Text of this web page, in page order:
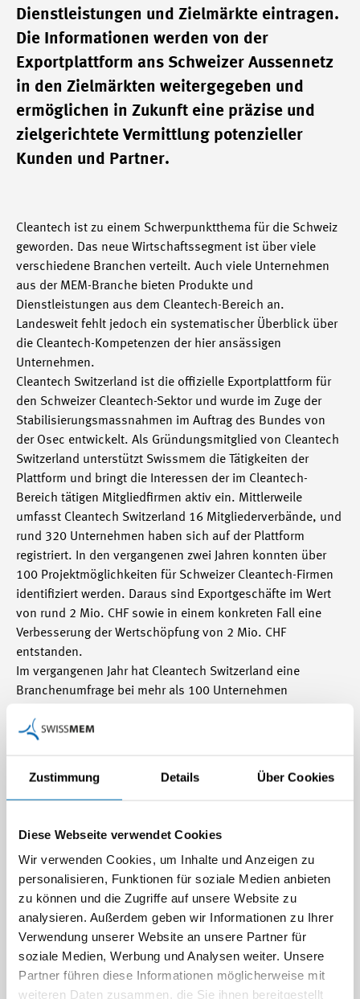
Zustimmung Details Über Cookies
Diese Webseite verwendet Cookies
Wir verwenden Cookies, um Inhalte und Anzeigen zu
personalisieren, Funktionen für soziale Medien anbieten
zu können und die Zugriffe auf unsere Website zu
analysieren. Außerdem geben wir Informationen zu Ihrer
Verwendung unserer Website an unsere Partner für
soziale Medien, Werbung und Analysen weiter. Unsere
Partner führen diese Informationen möglicherweise mit
weiteren Daten zusammen, die Sie ihnen bereitgestellt
Dienstleistungen und Zielmärkte eintragen.
Die Informationen werden von der
Exportplattform ans Schweizer Aussennetz
in den Zielmärkten weitergegeben und
ermöglichen in Zukunft eine präzise und
zielgerichtete Vermittlung potenzieller
Kunden und Partner.
Cleantech ist zu einem Schwerpunktthema für die Schweiz
geworden. Das neue Wirtschaftssegment ist über viele
verschiedene Branchen verteilt. Auch viele Unternehmen
aus der MEM-Branche bieten Produkte und
Dienstleistungen aus dem Cleantech-Bereich an.
Landesweit fehlt jedoch ein systematischer Überblick über
die Cleantech-Kompetenzen der hier ansässigen
Unternehmen.
Cleantech Switzerland ist die offizielle Exportplattform für
den Schweizer Cleantech-Sektor und wurde im Zuge der
Stabilisierungsmassnahmen im Auftrag des Bundes von
der Osec entwickelt. Als Gründungsmitglied von Cleantech
Switzerland unterstützt Swissmem die Tätigkeiten der
Plattform und bringt die Interessen der im Cleantech-
Bereich tätigen Mitgliedfirmen aktiv ein. Mittlerweile
umfasst Cleantech Switzerland 16 Mitgliederverbände, und
rund 320 Unternehmen haben sich auf der Plattform
registriert. In den vergangenen zwei Jahren konnten über
100 Projektmöglichkeiten für Schweizer Cleantech-Firmen
identifiziert werden. Daraus sind Exportgeschäfte im Wert
von rund 2 Mio. CHF sowie in einem konkreten Fall eine
Verbesserung der Wertschöpfung von 2 Mio. CHF
entstanden.
Im vergangenen Jahr hat Cleantech Switzerland eine
Branchenumfrage bei mehr als 100 Unternehmen
Schweizer Cleantech-Unternehmen eine zielgerichtete
Um eine noch gezieltere Unterstützung in den weltweiten
Cleantech-Märkten zu ermöglichen und die Sichtbarkeit der
Schweizer Cleantech Unternehmen umfassend abzubilden.
So entsteht die erweiterte Datenbank «Cleantech Cube».
Sie soll für jede erfasste Firma Produkte, Dienstleistungen
und Zielmärkte aufzeigen. Dadurch erhält das Schweizer
Cleantech-Angebot ein Gesicht, welches im Ausland über
das offizielle Schweizer Netzwerk wie Botschaften,
Handelskammern sowie über interessierte Schweizer